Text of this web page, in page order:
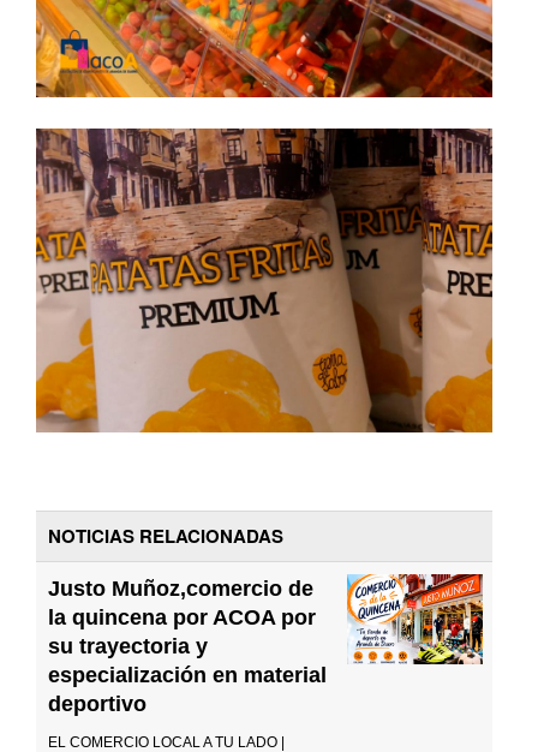
NOTICIAS RELACIONADAS
Justo Muñoz,comercio de
la quincena por ACOA por
su trayectoria y
especialización en material
deportivo
EL COMERCIO LOCAL A TU LADO |